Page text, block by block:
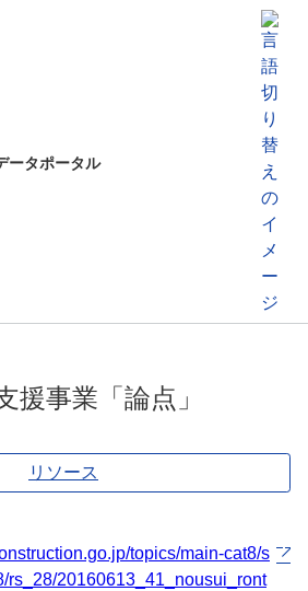
ータポータル
援事業「論点」
リソース
topics/main-cat8/s
rs_28/20160613_41_nousui_ront